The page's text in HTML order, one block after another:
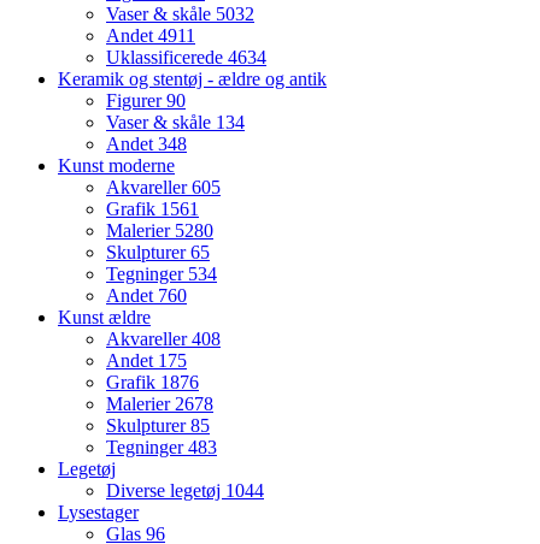
Vaser & skåle 5032
Andet4911
Uklassificerede 4634
Keramik og stentøj - ældre og antik
Figurer90
Vaser & skåle 134
Andet348
Kunst moderne
Akvareller605
Grafik 1561
Malerier 5280
Skulpturer65
Tegninger 534
Andet 760
Kunst ældre
Akvareller408
Andet 175
Grafik 1876
Malerier2678
Skulpturer85
Tegninger483
Legetøj
Diverse legetøj 1044
Lysestager
Glas 96